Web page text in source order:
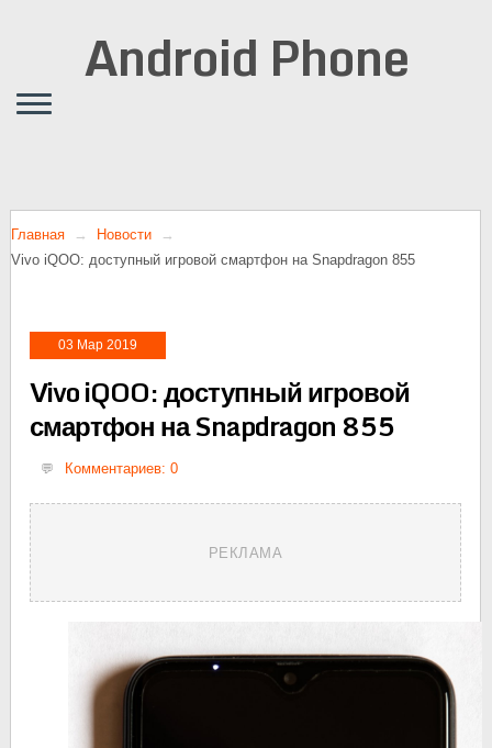
Android Phone
Главная
Новости
Vivo iQOO: доступный игровой смартфон на Snapdragon 855
03 Мар 2019
Vivo iQOO: доступный игровой
смартфон на Snapdragon 855
Комментариев: 0
РЕКЛАМА